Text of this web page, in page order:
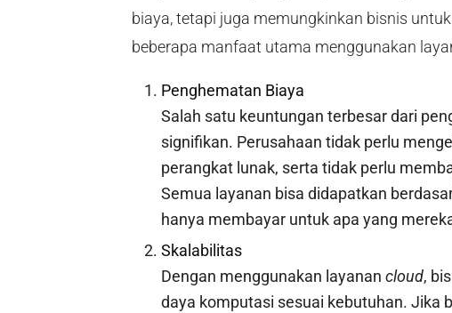
biaya, tetapi juga memungkinkan bisnis
beberapa manfaat utama menggunakan
Penghematan Biaya
Salah satu keuntungan terbesar dari
signifikan. Perusahaan tidak perlu
perangkat lunak, serta tidak perlu
Semua layanan bisa didapatkan
hanya membayar untuk apa yang
Skalabilitas
Dengan menggunakan layanan cloud,
daya komputasi sesuai kebutuhan. Jika